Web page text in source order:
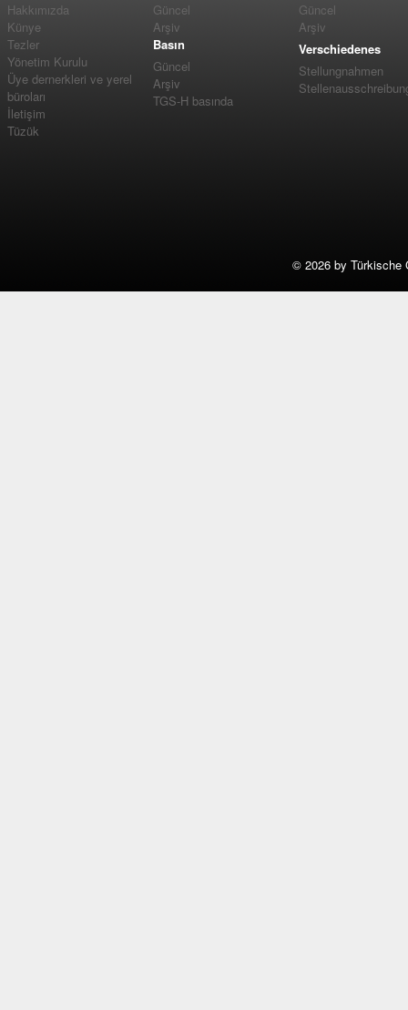
Hakkımızda
Künye
Tezler
Yönetim Kurulu
Üye dernerkleri ve yerel
büroları
İletişim
Tüzük
Güncel
Arşiv
Basın
Güncel
Arşiv
TGS-H basında
Güncel
Arşiv
Verschiedenes
Stellungnahmen
© 2026 by Türkische